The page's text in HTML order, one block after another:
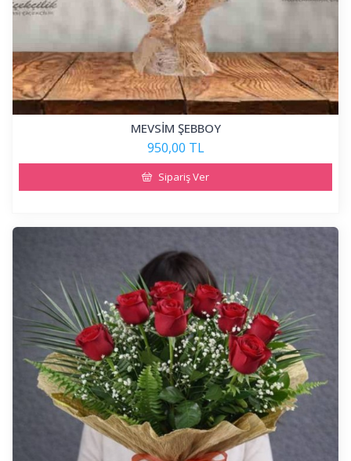
MEVSİM ŞEBBOY
950,00 TL
Sipariş Ver